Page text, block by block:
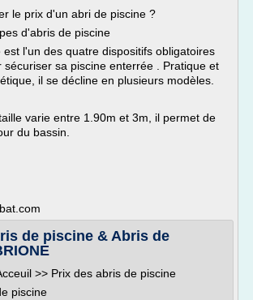
le prix d'un abri de piscine ?
d'abris de piscine
est l'un des quatre dispositifs obligatoires
sécuriser sa piscine enterrée . Pratique et
il se décline en plusieurs modèles.
varie entre 1.90m et 3m, il permet de
du bassin.
de piscine & Abris de
>> Prix des abris de piscine
piscine